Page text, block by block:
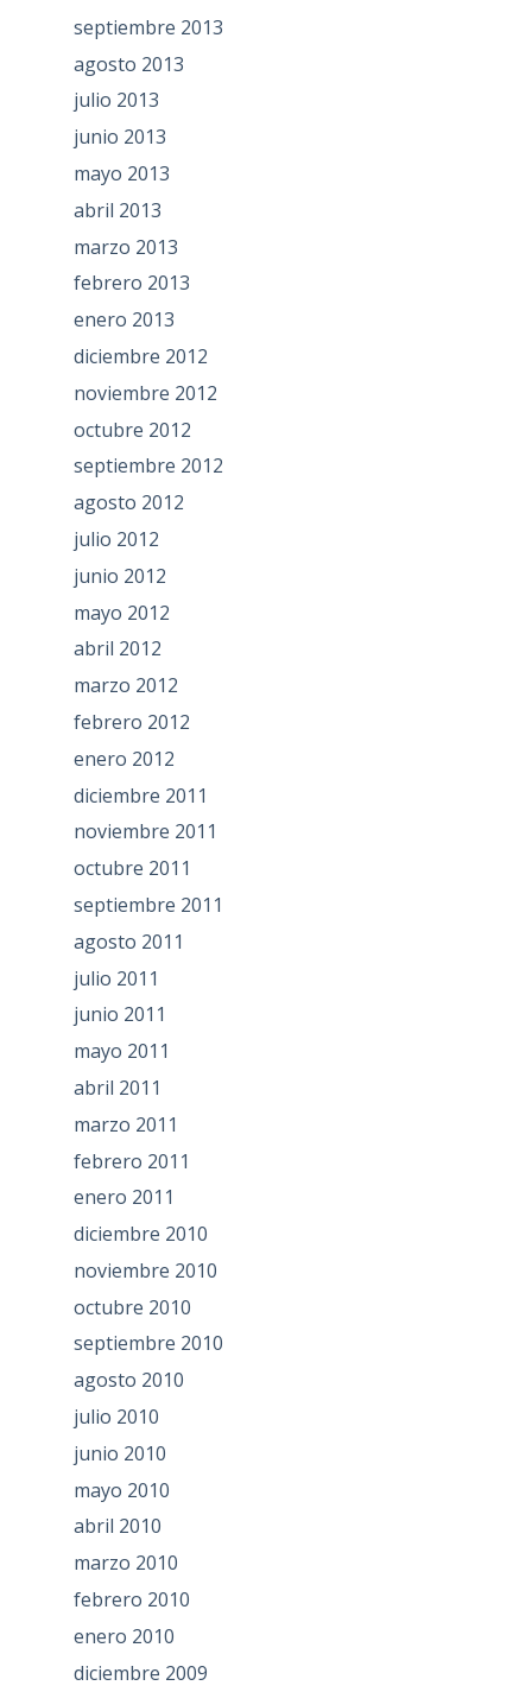
septiembre 2013
agosto 2013
julio 2013
junio 2013
mayo 2013
abril 2013
marzo 2013
febrero 2013
enero 2013
diciembre 2012
noviembre 2012
octubre 2012
septiembre 2012
agosto 2012
julio 2012
junio 2012
mayo 2012
abril 2012
marzo 2012
febrero 2012
enero 2012
diciembre 2011
noviembre 2011
octubre 2011
septiembre 2011
agosto 2011
julio 2011
junio 2011
mayo 2011
abril 2011
marzo 2011
febrero 2011
enero 2011
diciembre 2010
noviembre 2010
octubre 2010
septiembre 2010
agosto 2010
julio 2010
junio 2010
mayo 2010
abril 2010
marzo 2010
febrero 2010
enero 2010
diciembre 2009